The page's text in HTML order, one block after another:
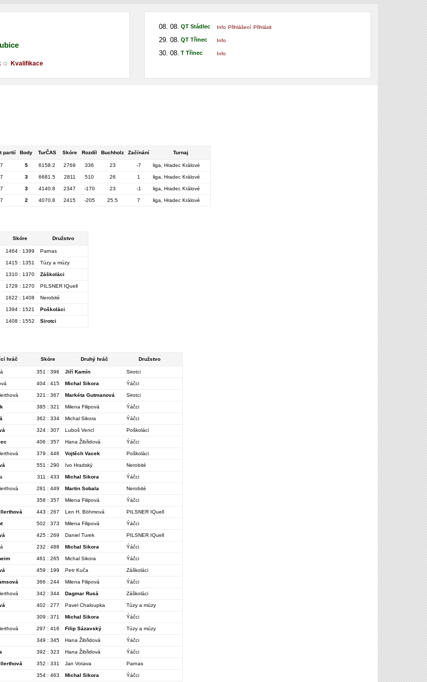
Kvalifikace
08. 08. QT Stádlec Info Přihlášení Přihlásit
29. 08. QT Třinec Info
30. 08. T Třinec Info
partií Body TurČAS Skóre Rozdíl Buchholz Začínání Turnaj
7 5 6158.2 2769 336 23 -7 liga, Hradec Králové
7 3 6681.5 2811 510 26 1 liga, Hradec Králové
7 3 4140.8 2347 -170 23 -1 liga, Hradec Králové
7 2 4070.8 2415 -205 25.5 7 liga, Hradec Králové
Skóre Družstvo
1464 : 1399 Parnas
1415 : 1351 Túzy a múzy
1310 : 1370 Záškoláci
1729 : 1270 PILSNER IQuell
1622 : 1408 Nerobité
1394 : 1521 Poškoláci
1408 : 1552 Sirotci
hráč Skóre Druhý hráč Družstvo
351 : 396 Jiří Kamín Sirotci
404 : 415 Michal Sikora Ýáčci
321 : 367 Markéta Gutmanová Sirotci
385 : 321 Milena Filipová Ýáčci
362 : 334 Michal Sikora Ýáčci
324 : 307 Luboš Vencl Poškoláci
406 : 357 Hana Žibřidová Ýáčci
379 : 446 Vojtěch Vacek Poškoláci
551 : 290 Ivo Hradský Nerobité
311 : 433 Michal Sikora Ýáčci
281 : 449 Martin Sobala Nerobité
358 : 357 Milena Filipová Ýáčci
443 : 267 Len H. Böhmová PILSNER IQuell
502 : 373 Milena Filipová Ýáčci
425 : 269 Daniel Turek PILSNER IQuell
232 : 488 Michal Sikora Ýáčci
461 : 265 Michal Sikora Ýáčci
459 : 199 Petr Kuča Záškoláci
366 : 244 Milena Filipová Ýáčci
342 : 344 Dagmar Rusá Záškoláci
402 : 277 Pavel Chaloupka Túzy a múzy
309 : 371 Michal Sikora Ýáčci
297 : 416 Filip Sázavský Túzy a múzy
349 : 345 Hana Žibřidová Ýáčci
392 : 323 Hana Žibřidová Ýáčci
352 : 331 Jan Votava Parnas
354 : 463 Michal Sikora Ýáčci